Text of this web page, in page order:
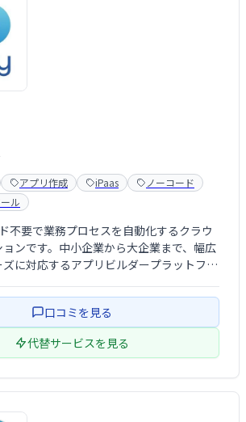
アプリ作成 iPaas
ノーコード
ル
不要で業務プロセスを自動化するクラウ
ョンです。中小企業から大企業まで、幅広
に対応するアプリビルダープラットフォ
を支援する既製のワークフローやアプリ
意。ビジネスプロセスの …
口コミを見る
代替サービスを見る